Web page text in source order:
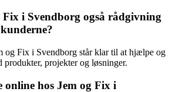
i Svendborg også rådgivning
og Fix i Svendborg står klar til at hjælpe og
produkter, projekter og løsninger.
hos Jem og Fix i